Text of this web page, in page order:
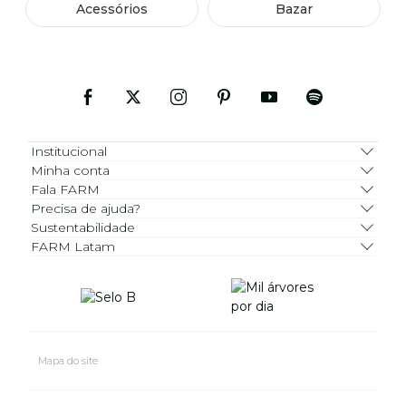
Acessórios Bazar
Institucional
Minha conta
Fala FARM
Precisa de ajuda?
Sustentabilidade
FARM Latam
Mapa do site